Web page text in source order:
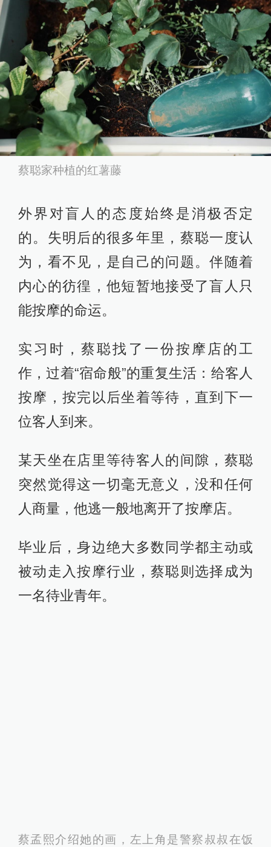
蔡聪家种植的红薯藤
外界对盲人的态度始终是消极否定
的。失明后的很多年里，蔡聪一度认
为，看不见，是自己的问题。伴随着
内心的彷徨，他短暂地接受了盲人只
能按摩的命运。
实习时，蔡聪找了一份按摩店的工
作，过着“宿命般”的重复生活：给客人
按摩，按完以后坐着等待，直到下一
位客人到来。
某天坐在店里等待客人的间隙，蔡聪
突然觉得这一切毫无意义，没和任何
人商量，他逃一般地离开了按摩店。
毕业后，身边绝大多数同学都主动或
被动走入按摩行业，蔡聪则选择成为
一名待业青年。
蔡孟熙介绍她的画，左上角是警察叔叔在饭